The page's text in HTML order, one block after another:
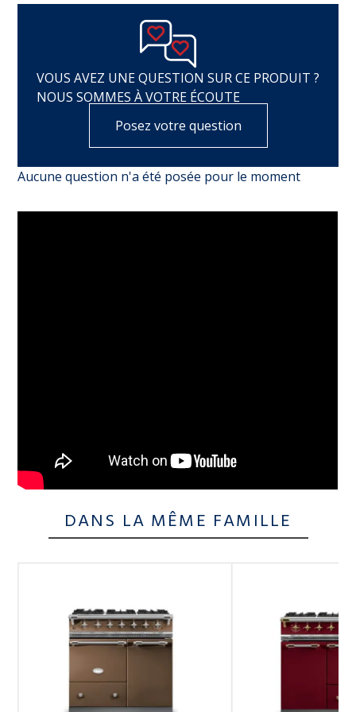
VOUS AVEZ UNE QUESTION SUR CE PRODUIT ?
NOUS SOMMES À VOTRE ÉCOUTE
Posez votre question
Aucune question n'a été posée pour le moment
DANS LA MÊME FAMILLE